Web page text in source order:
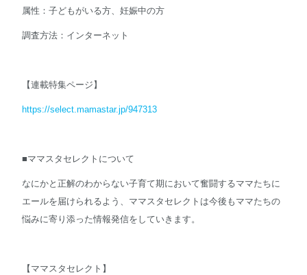
属性：子どもがいる方、妊娠中の方
調査方法：インターネット
【連載特集ページ】
https://select.mamastar.jp/947313
■ママスタセレクトについて
なにかと正解のわからない子育て期において奮闘するママたちに
エールを届けられるよう、ママスタセレクトは今後もママたちの
悩みに寄り添った情報発信をしていきます。
【ママスタセレクト】